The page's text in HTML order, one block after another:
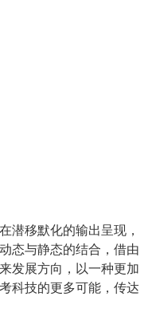
潜移默化的输出呈现，
态与静态的结合，借由
发展方向，以一种更加
科技的更多可能，传达